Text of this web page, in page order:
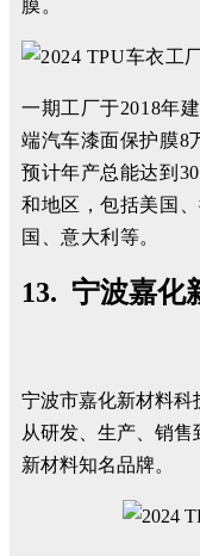
膜。
一期工厂于2018年
端汽车漆面保护膜8
预计年产总能达到
和地区，包括美国
国、意大利等。
13. 宁波嘉化
宁波市嘉化新材料科
从研发、生产、销
新材料知名品牌。